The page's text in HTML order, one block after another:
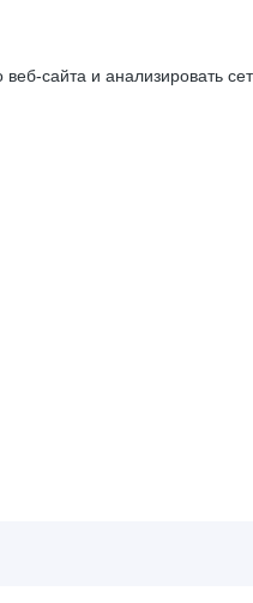
сайта и анализировать